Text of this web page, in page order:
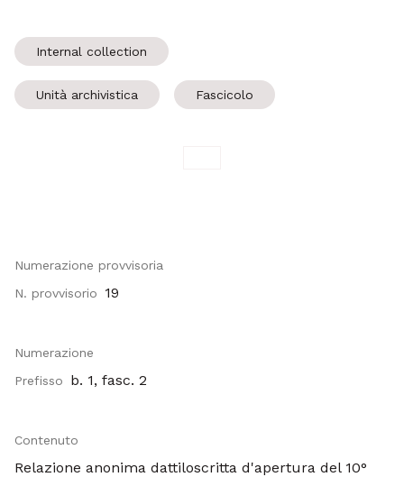
Internal collection
Unità archivistica Fascicolo
Numerazione provvisoria
N. provvisorio
19
Numerazione
Prefisso
b. 1, fasc. 2
Contenuto
Relazione anonima dattiloscritta d'apertura del 10°